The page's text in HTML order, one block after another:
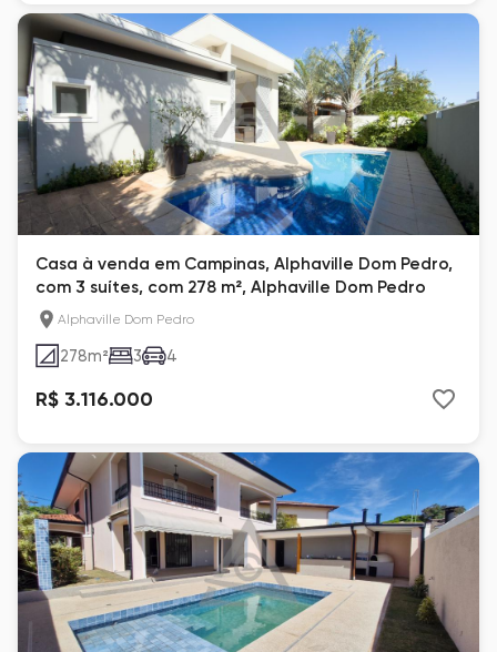
Casa à venda em Campinas, Alphaville Dom Pedro,
com 3 suítes, com 278 m², Alphaville Dom Pedro
Alphaville Dom Pedro
278m² 3 4
R$ 3.116.000